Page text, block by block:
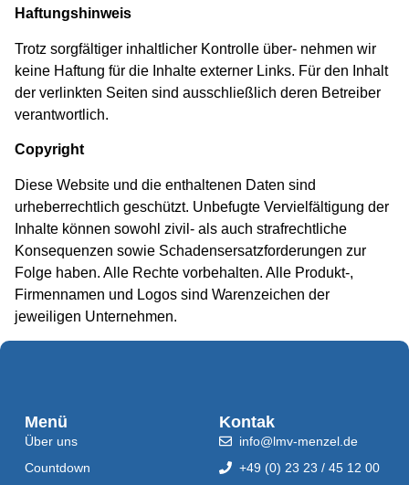
Haftungshinweis
Trotz sorgfältiger inhaltlicher Kontrolle über- nehmen wir
keine Haftung für die Inhalte externer Links. Für den Inhalt
der verlinkten Seiten sind ausschließlich deren Betreiber
verantwortlich.
Copyright
Diese Website und die enthaltenen Daten sind
urheberrechtlich geschützt. Unbefugte Vervielfältigung der
Inhalte können sowohl zivil- als auch strafrechtliche
Konsequenzen sowie Schadensersatzforderungen zur
Folge haben. Alle Rechte vorbehalten. Alle Produkt-,
Firmennamen und Logos sind Warenzeichen der
jeweiligen Unternehmen.
Menü
Über uns
Countdown
Kontak
info@lmv-menzel.de
+49 (0) 23 23 / 45 12 00